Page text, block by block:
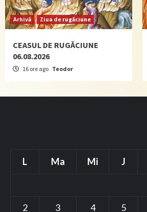
Arhivă Ziua de rugăciune
CEASUL DE RUGĂCIUNE
06.08.2026
16 ore ago Teodor
L Ma Mi J
2
3 4 5